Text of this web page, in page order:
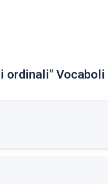
ordinali" Vocaboli